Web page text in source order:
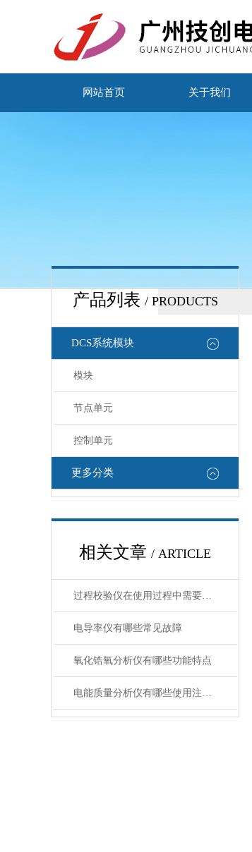
网站首页 关于我们
产品列表 / PRODUCTS
DCS系统模块
模块
节点单元
控制单元
更多分类
相关文章 / ARTICLE
过程校验仪在使用过程中需要注意哪些安全问题
电导率仪有哪些常见故障
氧化锆氧分析仪有哪些功能特点
电能质量分析仪有哪些使用注意事项